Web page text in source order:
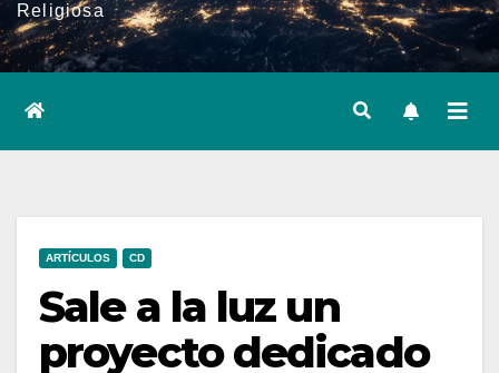
Religiosa
ARTÍCULOS CD
Sale a la luz un
proyecto dedicado